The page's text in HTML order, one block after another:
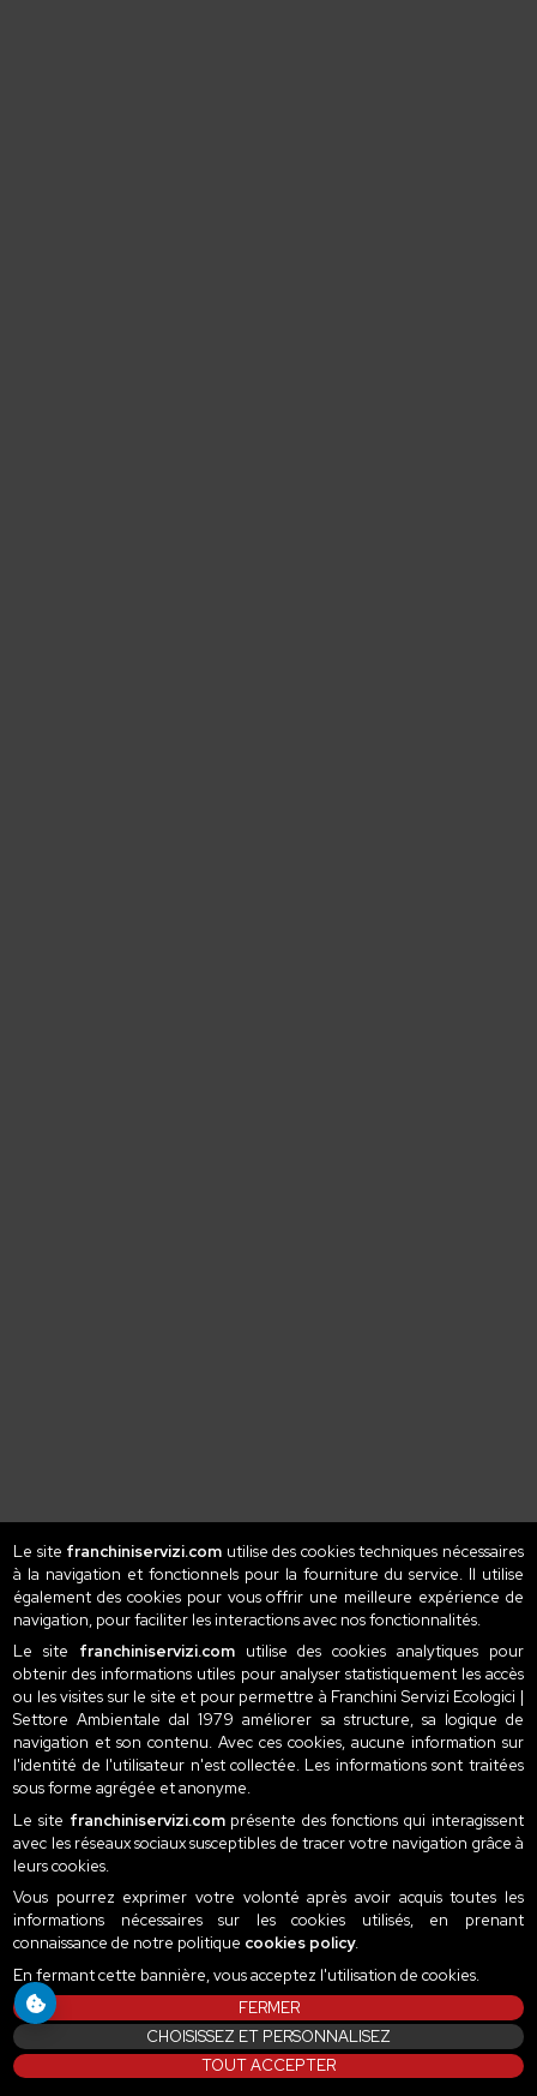
Le site franchiniservizi.com utilise des cookies techniques nécessaires
à la navigation et fonctionnels pour la fourniture du service. Il utilise
également des cookies pour vous offrir une meilleure expérience de
navigation, pour faciliter les interactions avec nos fonctionnalités.
Le site franchiniservizi.comutilise des cookies analytiques pour
obtenir des informations utiles pour analyser statistiquement les accès
ou les visites sur le site et pour permettre à Franchini Servizi Ecologici |
Settore Ambientale dal 1979 améliorer sa structure, sa logique de
navigation et son contenu. Avec ces cookies, aucune information sur
l'identité de l'utilisateur n'est collectée. Les informations sont traitées
sous forme agrégée et anonyme.
Le site franchiniservizi.comprésente des fonctions qui interagissent
avec les réseaux sociaux susceptibles de tracer votre navigation grâce à
leurs cookies.
Vous pourrez exprimer votre volonté après avoir acquis toutes les
informations nécessaires sur les cookies utilisés, en prenant
connaissance de notre politique cookies policy.
En fermant cette bannière, vous acceptez l'utilisation de cookies.
FERMER
CHOISISSEZ ET PERSONNALISEZ
TOUT ACCEPTER